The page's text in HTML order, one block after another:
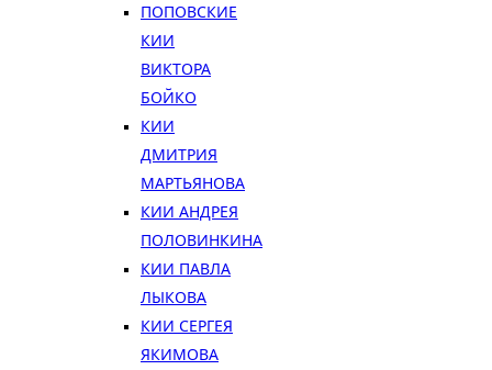
ПОПОВСКИЕ
КИИ
ВИКТОРА
БОЙКО
КИИ
ДМИТРИЯ
МАРТЬЯНОВА
КИИ АНДРЕЯ
ПОЛОВИНКИНА
КИИ ПАВЛА
ЛЫКОВА
КИИ СЕРГЕЯ
ЯКИМОВА